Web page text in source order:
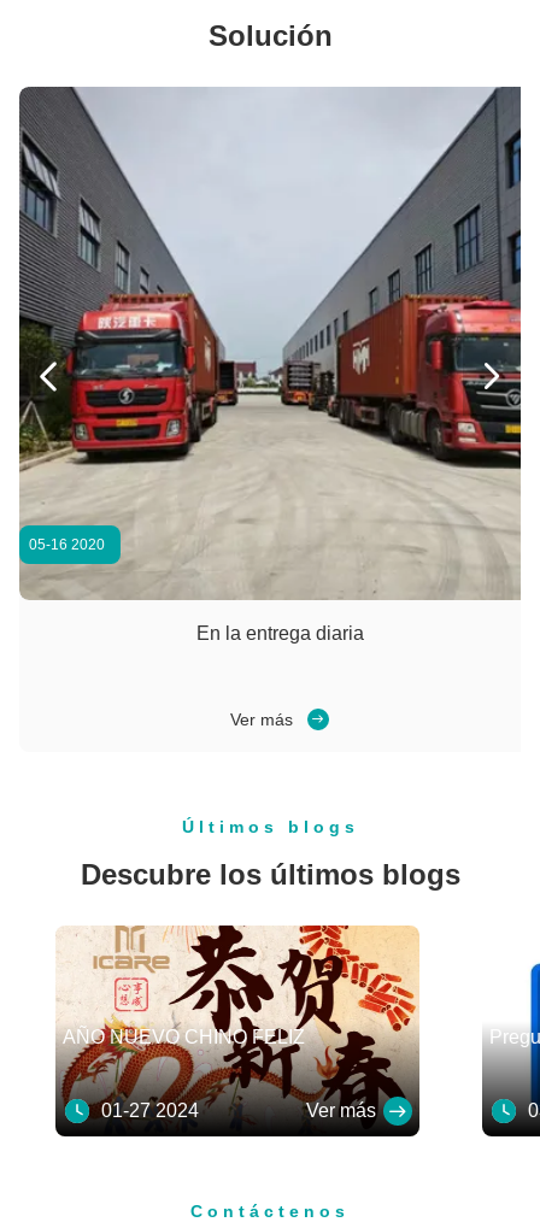
Bajo precio Residencial Automático Negro Aluminio Claros Segmentado Puerta de garaje
Puertas de garaje segmentadas automáticas por encargo para uso residencial
Puerta de garaje seccional comercial residencial
Visión completa personalizada moderna totalmente transparente aislada segmentada de aluminio elevado marco puerta de garaje transparente
Puertas de garaje de acero seccionales
Puerta de garaje aislada de acero eléctrico automático industrial segmentada de PU deslizante
Puertas seccionales industriales aisladas exteriores / interiores de aluminio doble templado de acero nuevo / seguridad / metal / patio /
Fabrica Ventas directas Garaje Plantas industriales Puerta automática de garaje
Puertas de garaje seccionales con acero galvanizado para fortaleza y durabilidad
2.0 mm de espesor de las vías de acero galvanizado para una gran capacidad de carga
Solución
05-16 2020
En la entrega diaria
Ver más
 
Últimos blogs
Descubre los últimos blogs
AÑO NUEVO CHINO FELIZ
01-27 2024 Ver más
Contáctenos